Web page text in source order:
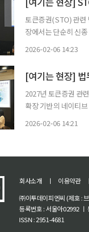
토큰증권(STO) 관련
장에서는 단순히 신
2026-02-06 14:23
[여기는 현장]
2027년 토큰증권 관
확장 기반의 네이티브 토큰
2026-02-06 14:21
회사소개 ㅣ 이용약관
㈜이투데이피엔씨 (제호 :
등록번호 : 서울아02992 ㅣ
ISSN : 2951-4681